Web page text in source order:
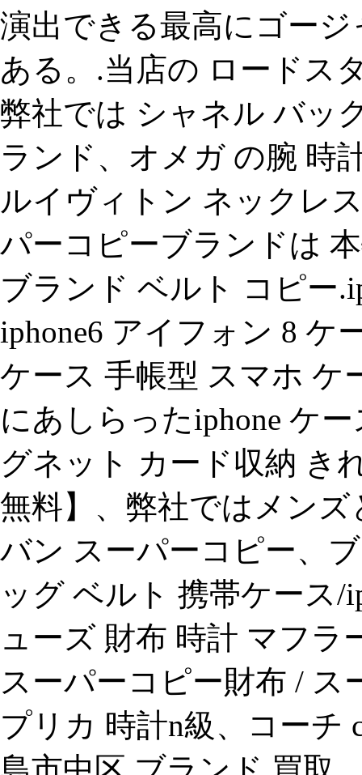
演出できる最高にゴー
ある。.当店の ロードス
弊社では シャネル バッ
ランド、オメガ の腕 時
ルイヴィトン ネックレ
パーコピーブランドは
ブランド ベルト コピー
iphone6 アイフォン 8 ケ
ケース 手帳型 スマホ ケ
にあしらったiphone ケ
グネット カード収納 き
無料】、弊社ではメン
バン スーパーコピー、
ッグ ベルト 携帯ケース/
ューズ 財布 時計 マフラ
スーパーコピー財布 / ス
プリカ 時計n級、コーチ